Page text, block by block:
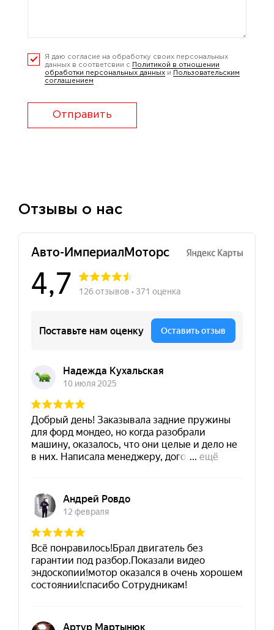
Я даю согласие на обработку своих персональных
данных в соответсвии с
Политикой в отношении
обработки персональных данных и
Пользовательским
соглашением
Отправить
Отзывы о нас